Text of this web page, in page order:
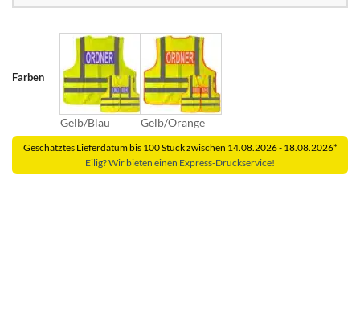
Farben
Gelb/Blau Gelb/Orange
Geschätztes Lieferdatum bis 100 Stück zwischen 14.08.2026 - 18.08.2026*
Eilig? Wir bieten einen Express-Druckservice!